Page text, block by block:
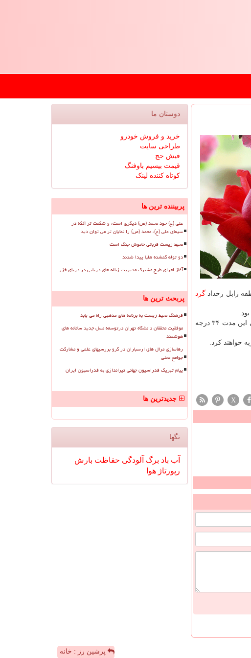
زابل رخداد گرد
وی اضافه كرد: هوای تهران از امروز تا یكشنبه صاف گاهی همراه با وزش باد پیشبینی شده و بیشترین دمای هوای پایتخت طی این مدت ۳۴ درجه
X
دوستان ما
خرید و فروش خودرو
طراحی سایت
فیش حج
قیمت بیسیم باوفنگ
کوتاه کننده لینک
پربیننده ترین ها
علی (ع) خود محمد (ص) دیگری است، و شگفت تر آنکه در
سیمای علی (ع)، محمد (ص) را نمایان تر می توان دید
محیط زیست قربانی خاموش جنگ است
دو توله گمشده هلیا پیدا شدند
آغاز اجرای طرح مشترک مدیریت زباله های دریایی در دریای خزر
پربحث ترین ها
فرهنگ محیط زیست به برنامه های مذهبی راه می یابد
موفقیت محققان دانشگاه تهران درتوسعه نسل جدید سامانه های
هوشمند
رهاسازی مرال های ارسباران در گرو بررسیهای علمی و مشارکت
جوامع محلی
پیام تبریک فدراسیون جهانی تیراندازی به فدراسیون ایران
جدیدترین ها
تگها
آب باد برگ آلودگی حفاظت بارش
رپورتاژ هوا
پرشین رز : خانه